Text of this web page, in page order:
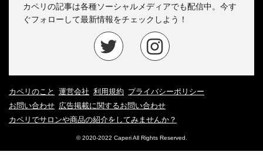
カペリの記事は各種ソーシャルメディアでも配信中。今す
ぐフォローして最新情報をチェックしよう！
カペリのこと 運営会社 利用規約 プライバシーポリシー
お問い合わせ 広告掲載に関するお問い合わせ
カペリでサロンや商品の紹介をしてみませんか？
© 2020-2022 Caperi All Rights Reserved.